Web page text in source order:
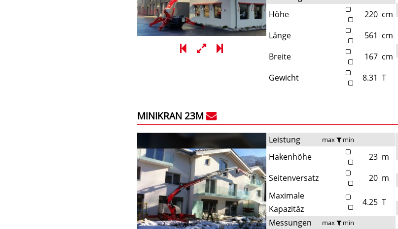
Höhe 220 cm
Länge
561 cm
Breite
167 cm
Gewicht
8.31 T
MINIKRAN 23M
Leistung max min
Hakenhöhe 23 m
Seitenversatz
20 m
Maximale
Kapazitäz
4.25 T
Messungen
max min